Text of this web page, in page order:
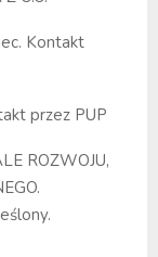
Kontakt
przez PUP
ROZWOJU,